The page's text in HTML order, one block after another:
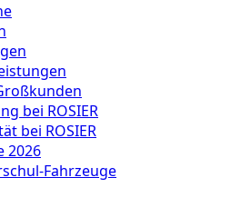
bei ROSIER
bei ROSIER
2026
Fahrzeuge